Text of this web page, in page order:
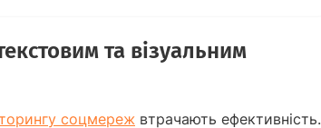
та візуальним
соцмереж втрачають ефективність.